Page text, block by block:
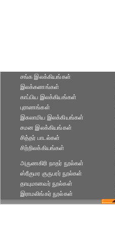
சங்க இலக்கியங்கள்
இலக்கணங்கள்
காப்பிய இலக்கியங்கள்
புராணங்கள்
இசுலாமிய இலக்கியங்கள்
சமன இலக்கியங்கள்
சித்தர் பாடல்கள்
சிற்றிலக்கியங்கள்
அருணகிரி நாதர் நூல்கள்
ஸ்ரீகுமர குருபரர் நூல்கள்
தாயுமானவர் நூல்கள்
இராமலிங்கர் நூல்கள்